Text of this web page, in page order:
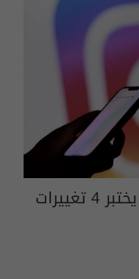
وداعًا للسكرين شوت؟ إنستغرام يختبر 4 تغييرات